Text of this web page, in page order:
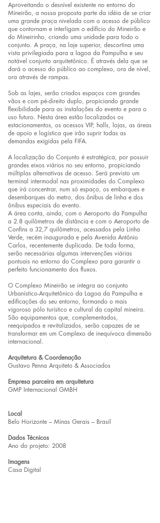
Aproveitando o desnível existente no entorno do
Mineirão, a nossa proposta parte da idéia de se criar
uma grande praça nivelada com o acesso de público
que contornam e interligam o edifício do Mineirão e
do Mineirinho, criando uma unidade para todo o
conjunto. A praça, na laje superior, descortina uma
vista privilegiada para a lagoa da Pampulha e seu
notável conjunto arquitetônico. É através dela que se
dará o acesso do público ao complexo, ora de nível,
ora através de rampas.
Sob as lajes, serão criados espaços com grandes
vãos e com pé-direito duplo, propiciando grande
flexibilidade para as instalações do evento e para o
uso futuro. Nesta área estão localizados os
estacionamentos, os acessos VIP, halls, lojas, as áreas
de apoio e logística que irão suprir todas as
demandas exigidas pela FIFA.
A localização do Conjunto é estratégica, por possuir
grandes eixos viários no seu entorno, propiciando
múltiplas alternativas de acesso. Será previsto um
terminal intermodal nas proximidades do Complexo
que irá concentrar, num só espaço, os embarques e
desembarques do metro, dos ônibus de linha e dos
ônibus especiais do evento.
A área conta, ainda, com o Aeroporto da Pampulha
a 2.8 quilômetros de distância e com o Aeroporto de
Confins a 32,7 quilômetros, acessados pela Linha
Verde, recém inaugurada e pela Avenida Antônio
Carlos, recentemente duplicada. De toda forma,
serão necessárias algumas intervenções viárias
pontuais no entorno do Complexo para garantir o
perfeito funcionamento dos fluxos.
O Complexo Mineirão se integra ao conjunto
Urbanístico-Arquitetônico da Lagoa da Pampulha e
edificações do seu entorno, formando o mais
vigoroso pólo turístico e cultural da capital mineira.
São equipamentos que, complementados,
reequipados e revitalizados, serão capazes de se
transformar em um Complexo de inequívoca dimensão
internacional.
Arquitetura & Coordenação
Gustavo Penna Arquiteto & Associados
Empresa parceira em arquitetura
GMP Internacional GMBH
Local
Belo Horizonte – Minas Gerais – Brasil
Dados Técnicos
Ano do projeto: 2008
Imagens
Casa Digital